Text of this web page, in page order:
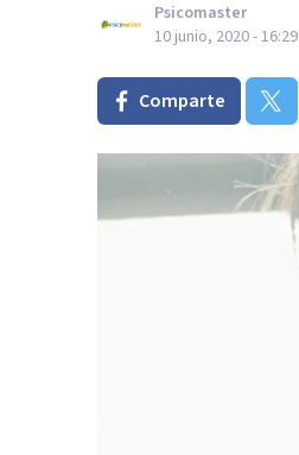
Psicomaster
10 junio, 2020 - 16:29
Comparte